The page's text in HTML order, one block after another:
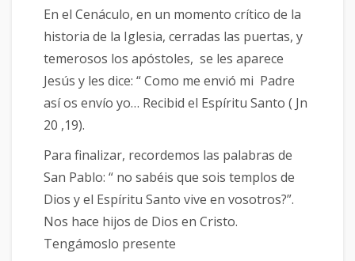
En el Cenáculo, en un momento crítico de la
historia de la Iglesia, cerradas las puertas, y
temerosos los apóstoles, se les aparece
Jesús y les dice: “ Como me envió mi Padre
así os envío yo… Recibid el Espíritu Santo ( Jn
20 ,19).
Para finalizar, recordemos las palabras de
San Pablo: “ no sabéis que sois templos de
Dios y el Espíritu Santo vive en vosotros?”.
Nos hace hijos de Dios en Cristo.
Tengámoslo presente